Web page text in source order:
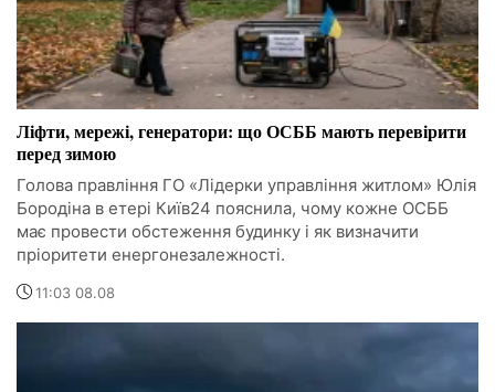
Ліфти, мережі, генератори: що ОСББ мають перевірити
перед зимою
Голова правління ГО «Лідерки управління житлом» Юлія
Бородіна в етері Київ24 пояснила, чому кожне ОСББ
має провести обстеження будинку і як визначити
пріоритети енергонезалежності.
11:03 08.08